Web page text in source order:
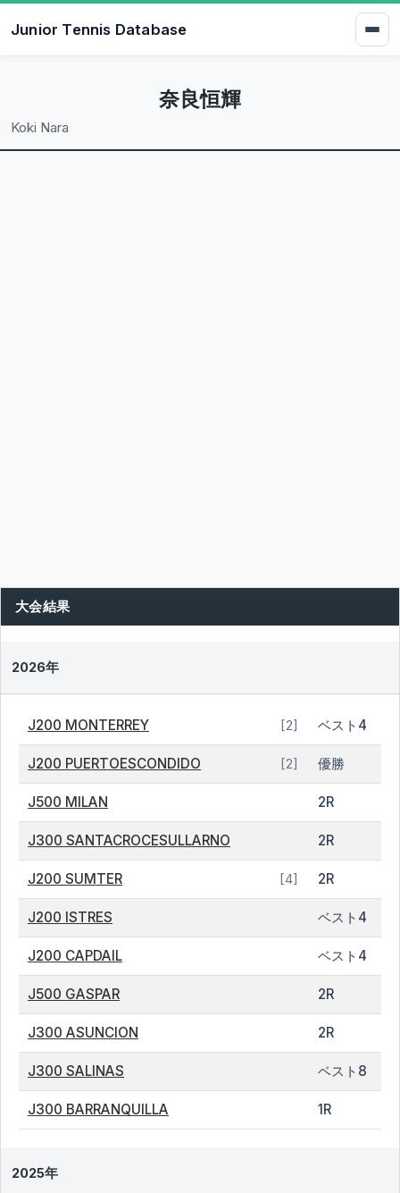
Junior Tennis Database
奈良恒輝
Koki Nara
大会結果
2026年
J200 MONTERREY [2] ベスト4
J200 PUERTOESCONDIDO [2] 優勝
J500 MILAN 2R
J300 SANTACROCESULLARNO 2R
J200 SUMTER [4] 2R
J200 ISTRES ベスト4
J200 CAPDAIL ベスト4
J500 GASPAR 2R
J300 ASUNCION 2R
J300 SALINAS ベスト8
J300 BARRANQUILLA 1R
2025年